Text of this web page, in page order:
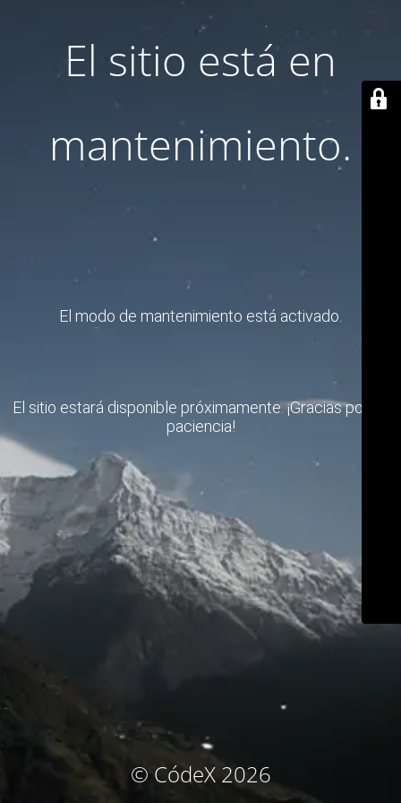
El sitio está en
mantenimiento.
El modo de mantenimiento está activado.
El sitio estará disponible próximamente. ¡Gracias por su
paciencia!
© CódeX 2026